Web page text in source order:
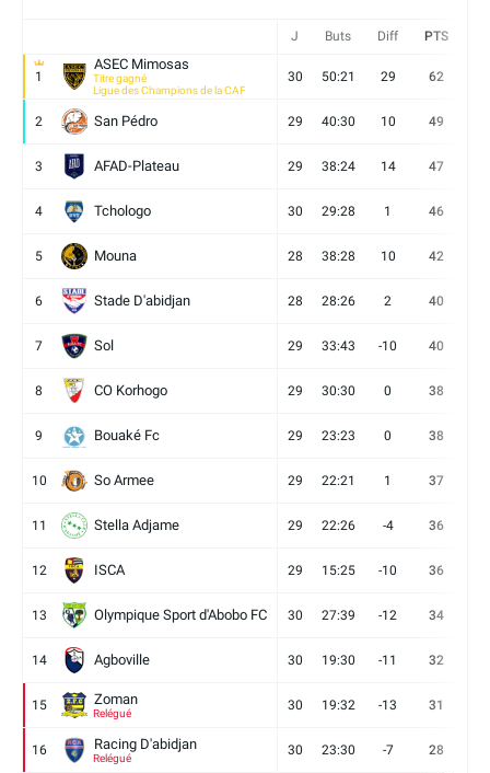
J Buts Diff PTS
1
ASEC Mimosas
Titre gagné
Ligue des Champions de la CAF
30 50:21 29 62
2 San Pédro 29 40:30 10 49
3 AFAD-Plateau 29 38:24 14 47
4 Tchologo 30 29:28 1 46
5 Mouna 28 38:28 10 42
6 Stade D'abidjan 28 28:26 2 40
7 Sol 29 33:43 -10 40
8 CO Korhogo 29 30:30 0 38
9 Bouaké Fc 29 23:23 0 38
10 So Armee 29 22:21 1 37
11 Stella Adjame 29 22:26 -4 36
12 ISCA 29 15:25 -10 36
13 Olympique Sport d'Abobo FC 30 27:39 -12 34
14 Agboville 30 19:30 -11 32
15 Zoman
Relégué
30 19:32 -13 31
16 Racing D'abidjan
Relégué
30 23:30 -7 28